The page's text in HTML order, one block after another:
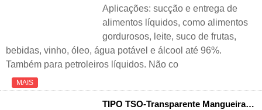
Aplicações: sucção e entrega de
alimentos líquidos, como alimentos
gordurosos, leite, suco de frutas,
bebidas, vinho, óleo, água potável e álcool até 96%.
Também para petroleiros líquidos. Não co
MAIS
TIPO TSO-Transparente Mangueira de silicone reforçada com hélice de aço inoxidável